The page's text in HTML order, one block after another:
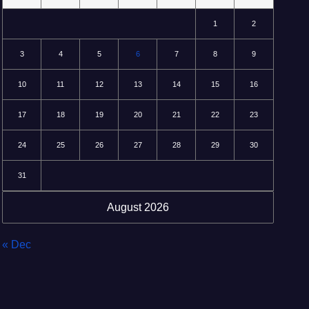
August 2026
1 2
3 4 5 6 7 8 9
10 11 12 13 14 15 16
17 18 19 20 21 22 23
24 25 26 27 28 29 30
31
« Dec